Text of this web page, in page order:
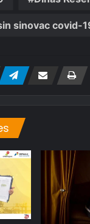
sinovac covid-